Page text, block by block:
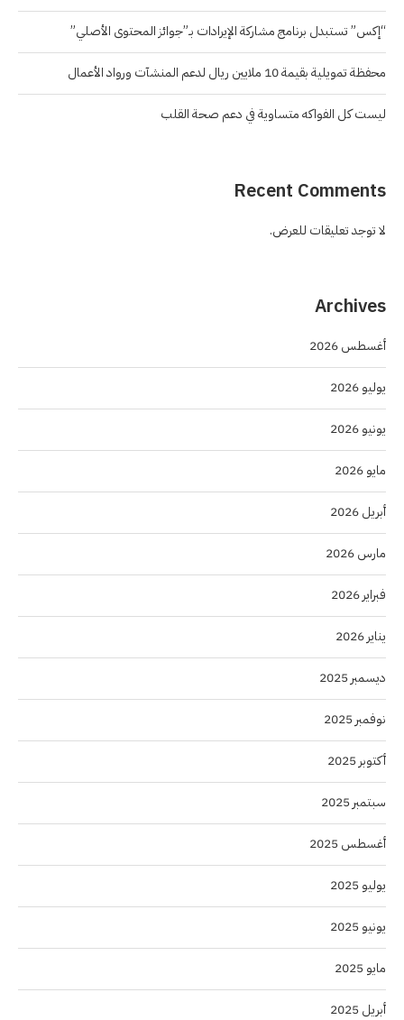
“إكس” تستبدل برنامج مشاركة الإيرادات بـ”جوائز المحتوى الأصلي”
محفظة تمويلية بقيمة 10 ملايين ريال لدعم المنشآت ورواد الأعمال
ليست كل الفواكه متساوية في دعم صحة القلب
Recent Comments
لا توجد تعليقات للعرض.
Archives
أغسطس 2026
يوليو 2026
يونيو 2026
مايو 2026
أبريل 2026
مارس 2026
فبراير 2026
يناير 2026
ديسمبر 2025
نوفمبر 2025
أكتوبر 2025
سبتمبر 2025
أغسطس 2025
يوليو 2025
يونيو 2025
مايو 2025
أبريل 2025